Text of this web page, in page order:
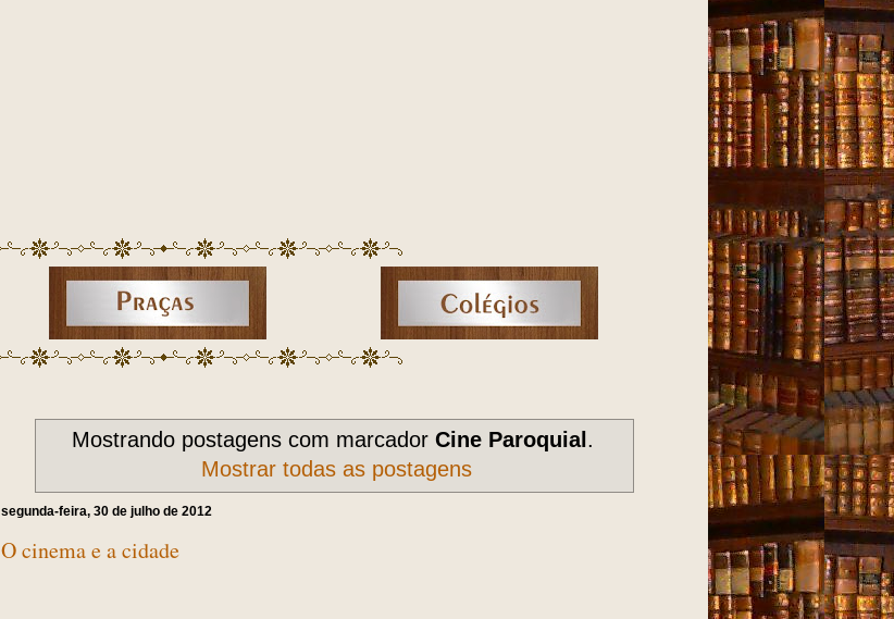
Mostrando postagens com marcador Cine Paroquial .
Mostrar todas as postagens
segunda-feira, 30 de julho de 2012
O cinema e a cidade